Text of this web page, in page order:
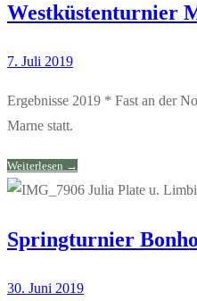
Westküstenturnier
7. Juli 2019
Ergebnisse 2019 * Fast an der
Marne statt.
Weiterlesen →
Springturnier
30. Juni 2019